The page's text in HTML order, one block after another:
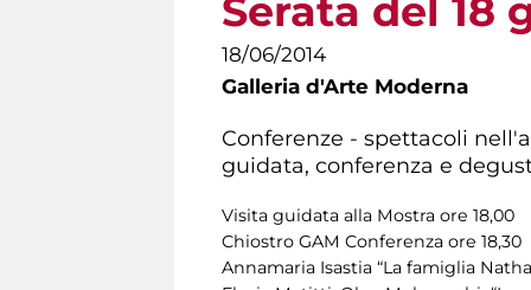
Serata del 18
18/06/2014
Galleria d'Arte Moderna
Conferenze - spettacoli
guidata, conferenza e
Visita guidata alla Mostra ore 18,00
Chiostro GAM Conferenza ore 18,30
Annamaria Isastia “La famiglia